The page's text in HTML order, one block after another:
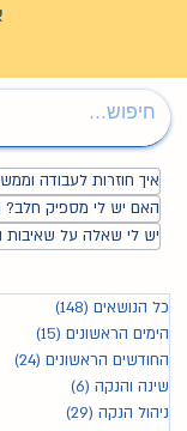
איך חוזרות לעבודה
האם יש לי מספיק חלב?
יש לי שאלה על שאיבות
כל הנושאים (148)
הימים הראשונים (15)
החודשים הראשונים (24)
שינה והנקה (6)
ניהול הנקה (29)